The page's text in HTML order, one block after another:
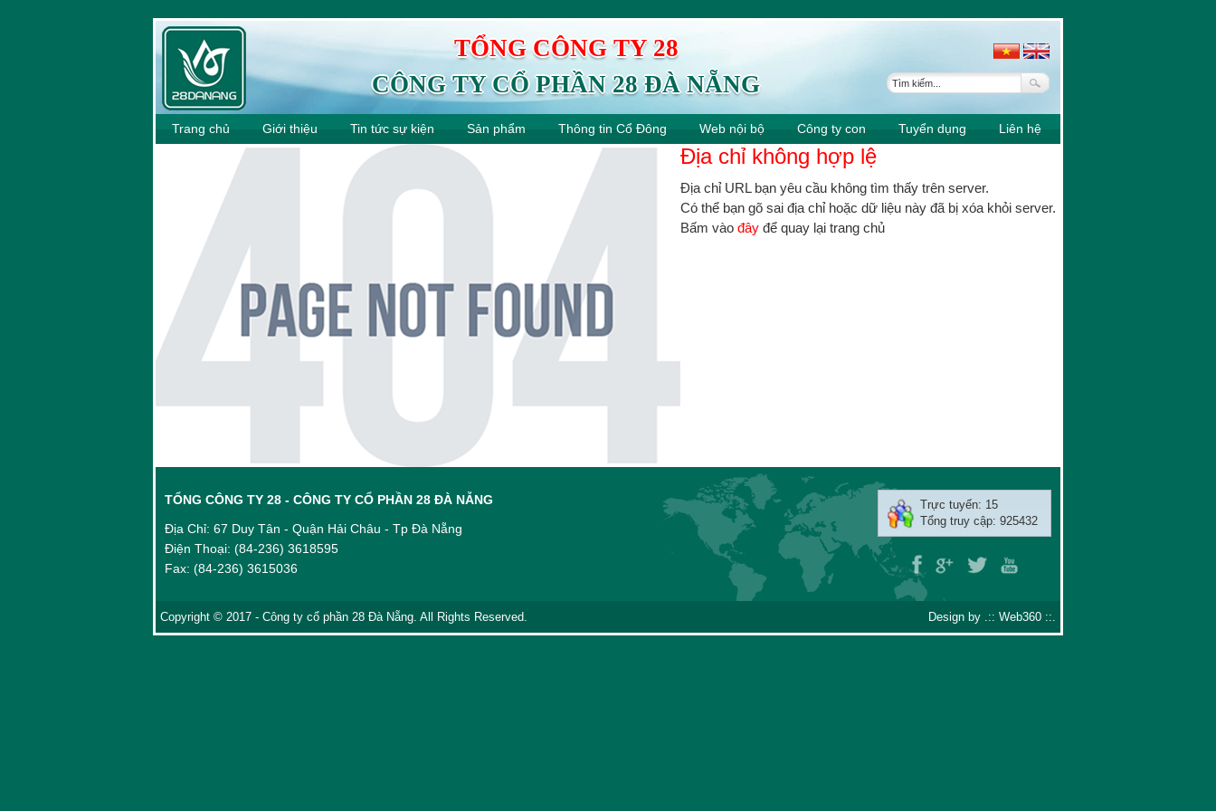
TỔNG CÔNG TY 28
CÔNG TY CỔ PHẦN 28 ĐÀ NẴNG
Trang chủ Giới thiệu Tin tức sự kiện Sản phẩm Thông tin Cổ Đông Web nội bộ Công ty con Tuyển dụng Liên hệ
Địa chỉ không hợp lệ
Địa chỉ URL bạn yêu cầu không tìm thấy trên server.
Có thể bạn gõ sai địa chỉ hoặc dữ liệu này đã bị xóa khỏi server.
Bấm vào đây để quay lại trang chủ
TỔNG CÔNG TY 28 - CÔNG TY CỔ PHẦN 28 ĐÀ NẴNG
Địa Chỉ: 67 Duy Tân - Quận Hải Châu - Tp Đà Nẵng
Điện Thoại: (84-236) 3618595
Fax: (84-236) 3615036
Trực tuyến: 15
Tổng truy cập: 925432
Copyright © 2017 - Công ty cổ phần 28 Đà Nẵng. All Rights Reserved. Design by .:: Web360 ::.